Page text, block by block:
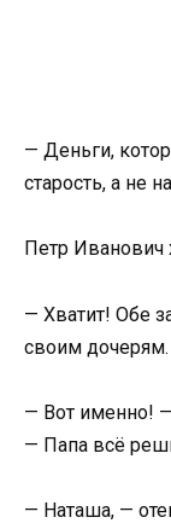
— Деньги,
старость, а не
Петр Иванович
— Хватит! Обе
своим дочерям.
— Вот именно!
— Папа всё
— Наташа, —